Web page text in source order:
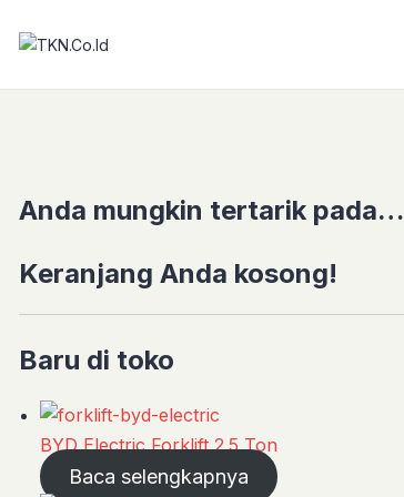
Anda mungkin tertarik pada…
Keranjang Anda kosong!
Baru di toko
BYD Electric Forklift 2.5 Ton
Baca selengkapnya